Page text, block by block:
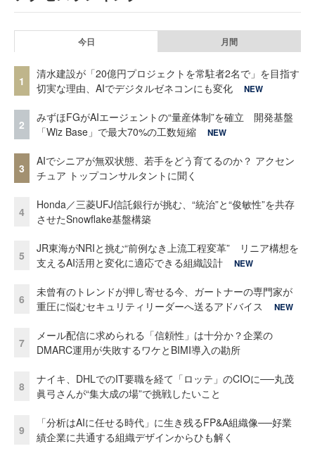
今日 月間
1
清水建設が「20億円プロジェクトを常駐者2名で」を目指す
切実な理由、AIでデジタルゼネコンにも変化
NEW
2
みずほFGがAIエージェントの“量産体制”を確立 開発基盤
「Wiz Base」で最大70%の工数短縮
NEW
3
AIでシニアが無双状態、若手をどう育てるのか？ アクセン
チュア トップコンサルタントに聞く
4
Honda／三菱UFJ信託銀行が挑む、“統治”と“俊敏性”を共存
させたSnowflake基盤構築
5
JR東海がNRIと挑む“前例なき上流工程変革” リニア構想を
支えるAI活用と変化に適応できる組織設計
NEW
6
未曾有のトレンドが押し寄せる今、ガートナーの専門家が
重圧に悩むセキュリティリーダーへ送るアドバイス
NEW
7
メール配信に求められる「信頼性」は十分か？企業の
DMARC運用が失敗するワケとBIMI導入の勘所
8
ナイキ、DHLでのIT要職を経て「ロッテ」のCIOに──丸茂
眞弓さんが“集大成の場”で挑戦したいこと
9
「分析はAIに任せる時代」に生き残るFP&A組織像──好業
績企業に共通する組織デザインからひも解く